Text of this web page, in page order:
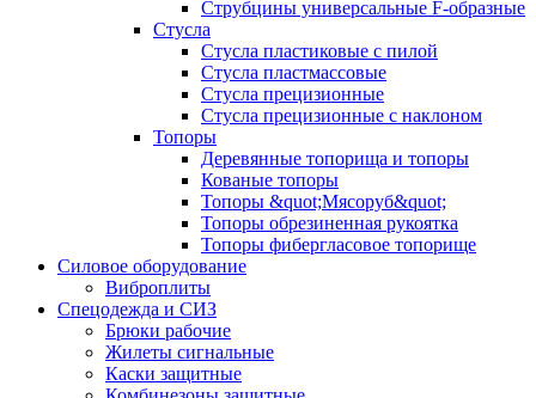
Струбцины универсальные F-образные
Стусла
Стусла пластиковые с пилой
Стусла пластмассовые
Стусла прецизионные
Стусла прецизионные с наклоном
Топоры
Деревянные топорища и топоры
Кованые топоры
Топоры &quot;Мясоруб&quot;
Топоры обрезиненная рукоятка
Топоры фибергласовое топорище
Силовое оборудование
Виброплиты
Спецодежда и СИЗ
Брюки рабочие
Жилеты сигнальные
Каски защитные